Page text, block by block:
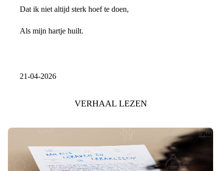
Dat ik niet altijd sterk hoef te doen,
Als mijn hartje huilt.
21-04-2026
VERHAAL LEZEN